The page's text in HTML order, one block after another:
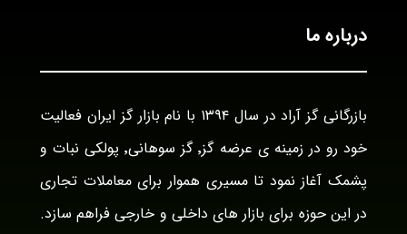
درباره ما
بازرگانی گز آراد در سال ۱۳۹۴ با نام بازار گز ایران فعالیت
خود رو در زمینه ی عرضه گز٬ گز سوهانی٬ پولکی نبات و
پشمک آغاز نمود تا مسیری هموار برای معاملات تجاری
در این حوزه برای بازار های داخلی و خارجی فراهم سازد.